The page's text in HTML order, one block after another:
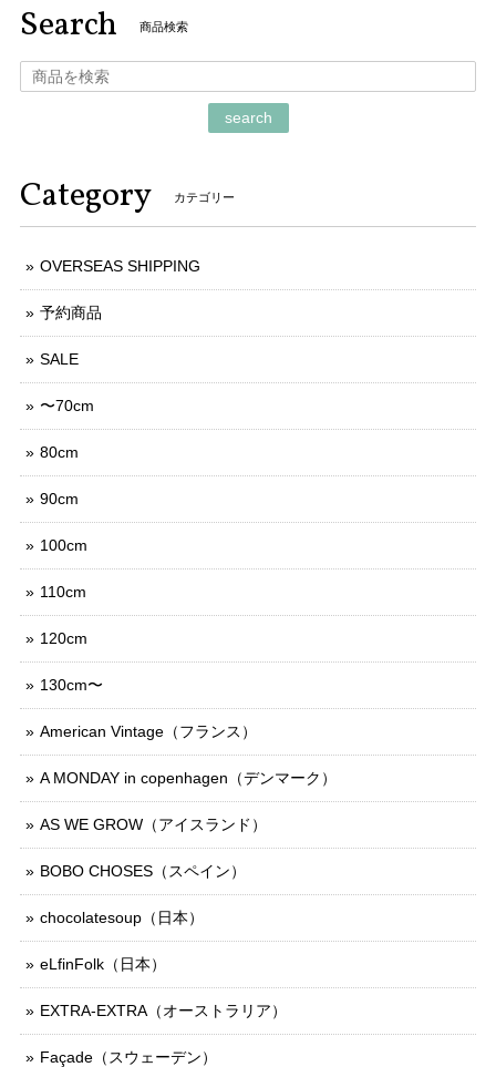
Search 商品検索
search
Category カテゴリー
OVERSEAS SHIPPING
予約商品
SALE
〜70cm
80cm
90cm
100cm
110cm
120cm
130cm〜
American Vintage（フランス）
A MONDAY in copenhagen（デンマーク）
AS WE GROW（アイスランド）
BOBO CHOSES（スペイン）
chocolatesoup（日本）
eLfinFolk（日本）
EXTRA-EXTRA（オーストラリア）
Façade（スウェーデン）